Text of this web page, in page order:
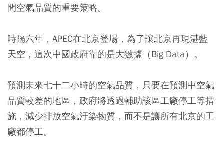
間空氣品質的重要策略。
時隔六年，APEC在北京登場，為了讓北京再現湛藍
天空，這次中國政府靠的是大數據（Big Data）。
預測未來七十二小時的空氣品質，只要在預測中空氣
品質較差的地區，政府將透過輔助該區工廠停工等措
施，減少排放空氣汙染物質，而不是讓所有北京的工
廠都停工。